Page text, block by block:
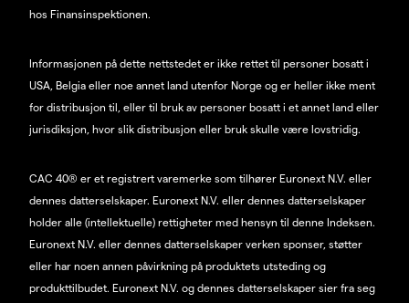
hos Finansinspektionen.
Informasjonen på dette nettstedet er ikke rettet til personer bosatt i
USA, Belgia eller noe annet land utenfor Norge og er heller ikke ment
for distribusjon til, eller til bruk av personer bosatt i et annet land eller
jurisdiksjon, hvor slik distribusjon eller bruk skulle være lovstridig.
CAC 40® er et registrert varemerke som tilhører Euronext N.V. eller
dennes datterselskaper. Euronext N.V. eller dennes datterselskaper
holder alle (intellektuelle) rettigheter med hensyn til denne Indeksen.
Euronext N.V. eller dennes datterselskaper verken sponser, støtter
eller har noen annen påvirkning på produktets utsteding og
produkttilbudet. Euronext N.V. og dennes datterselskaper sier fra seg